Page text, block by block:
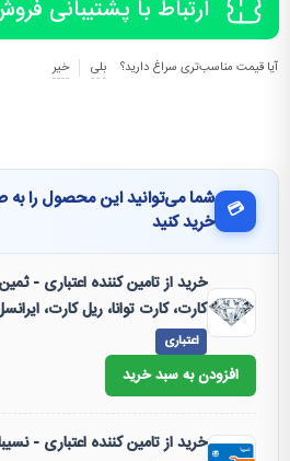
ارتباط با پشتیبانی
آیا قیمت مناسب‌تری سراغ دارید؟ بلی خیر
💳 شما می‌توانید این محصول را به
خرید کنید
خرید از تامین کننده اعتباری - ثمین
کارت، کارت توانا، ریل کارت،
اعتباری
افزودن به سبد خرید
خرید از تامین کننده اعتباری -